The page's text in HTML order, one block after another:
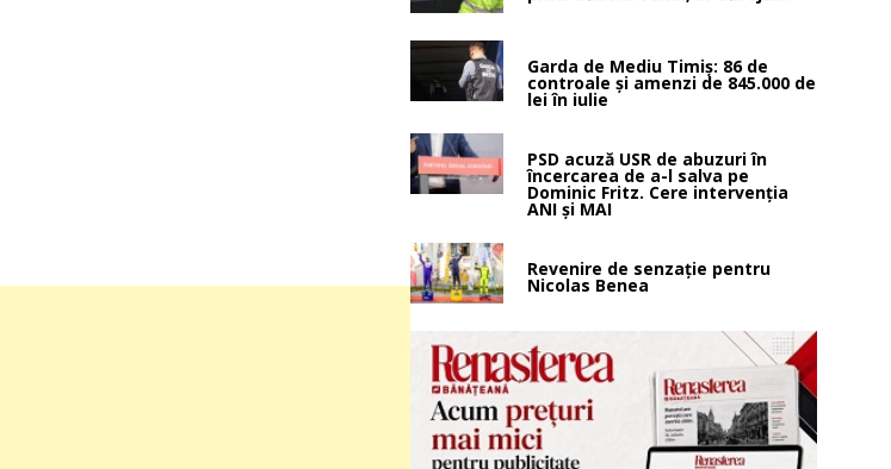
Garda de Mediu Timiș: 86 de
controale și amenzi de 845.000 de
lei în iulie
PSD acuză USR de abuzuri în
încercarea de a-l salva pe
Dominic Fritz. Cere intervenția
ANI și MAI
Revenire de senzație pentru
Nicolas Benea